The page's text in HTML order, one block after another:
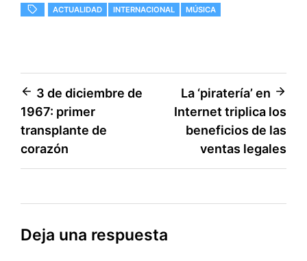
ACTUALIDAD INTERNACIONAL MÚSICA
Navegación
de
entradas
3 de diciembre de
1967: primer
transplante de
corazón
La ‘piratería’ en
Internet triplica los
beneficios de las
ventas legales
Deja una respuesta